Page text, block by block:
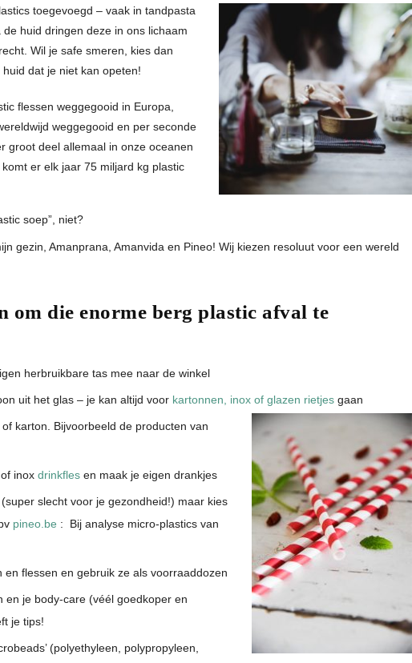
toegevoegd – vaak in tandpasta
huid dringen deze in ons lichaam
Wil je safe smeren, kies dan
dat je niet kan opeten!
flessen weggegooid in Europa,
weggegooid en per seconde
groot deel allemaal in onze oceanen
er elk jaar 75 miljard kg plastic
soep”, niet?
gezin, Amanprana, Amanvida en Pineo! Wij kiezen resoluut voor een wereld
om die enorme berg plastic afval te
herbruikbare tas mee naar de winkel
uit het glas – je kan altijd voor kartonnen, inox of glazen rietjes gaan
karton. Bijvoorbeeld de producten van
inox drinkfles en maak je eigen drankjes
slecht voor je gezondheid!) maar kies
pineo.be : Bij analyse micro-plastics van
flessen en gebruik ze als voorraaddozen
en je body-care (véél goedkoper en
je tips!
(polyethyleen, polypropyleen,